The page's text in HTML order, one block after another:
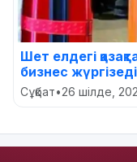
Шет елдегі
бизнес жүргізеді
Сұқбат•26 шілде,